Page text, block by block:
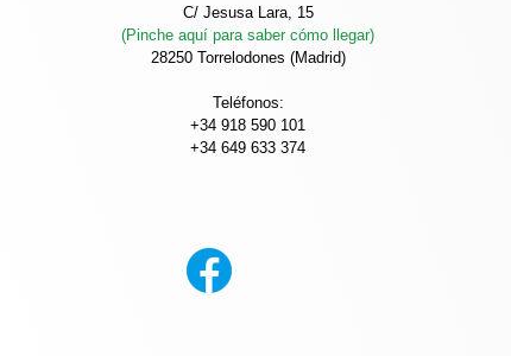
C/ Jesusa Lara, 15
(Pinche aquí para saber cómo llegar)
28250 Torrelodones (Madrid)
Teléfonos:
+34 918 590 101
+34 649 633 374